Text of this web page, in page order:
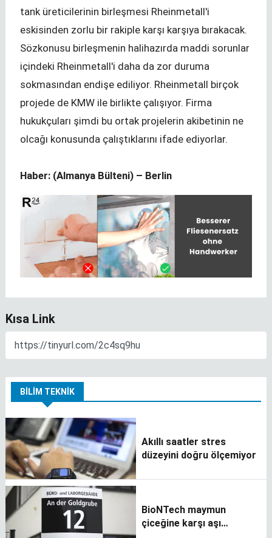
tank üreticilerinin birleşmesi Rheinmetall'i
eskisinden zorlu bir rakiple karşı karşıya bırakacak.
Sözkonusu birleşmenin halihazırda maddi sorunlar
içindeki Rheinmetall'i daha da zor duruma
sokmasından endişe ediliyor. Rheinmetall birçok
projede de KMW ile birlikte çalışıyor. Firma
hukukçuları şimdi bu ortak projelerin akibetinin ne
olcağı konusunda çalıştıklarını ifade ediyorlar.
Haber: (Almanya Bülteni) – Berlin
Kısa Link
BILIM TEKNIK
Akıllı saatler stres
düzeyini doğru ölçemiyor
BioNTech maymun
çiceğine karşı aşı